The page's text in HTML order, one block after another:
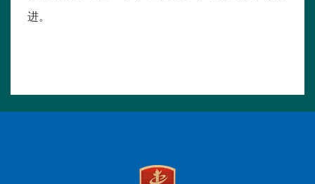
进。